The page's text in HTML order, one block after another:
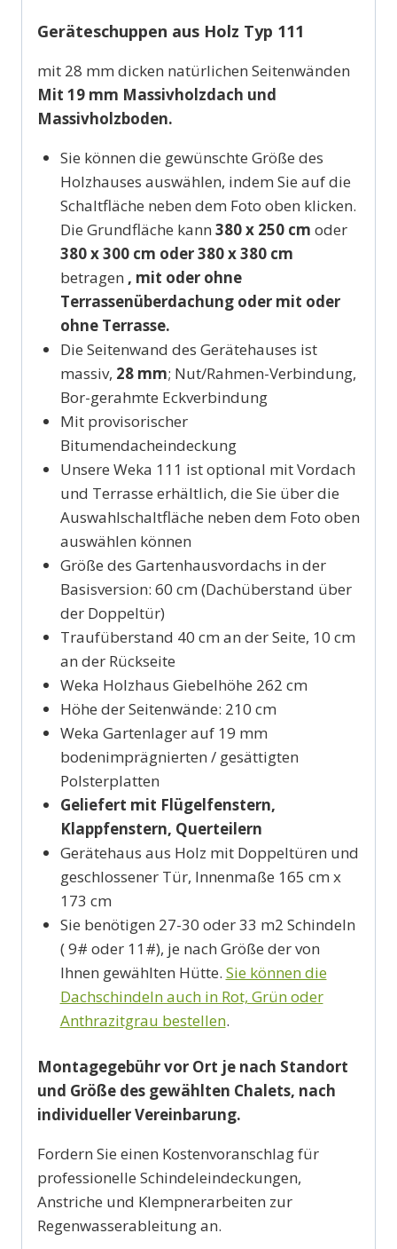
Geräteschuppen aus Holz Typ 111
mit 28 mm dicken natürlichen Seitenwänden
Mit 19 mm Massivholzdach und
Massivholzboden.
Sie können die gewünschte Größe des
Holzhauses auswählen, indem Sie auf die
Schaltfläche neben dem Foto oben klicken.
Die Grundfläche kann 380 x 250 cm oder
380 x 300 cm oder 380 x 380 cm
betragen , mit oder ohne
Terrassenüberdachung oder mit oder
ohne Terrasse.
Die Seitenwand des Gerätehauses ist
massiv, 28 mm; Nut/Rahmen-Verbindung,
Bor-gerahmte Eckverbindung
Mit provisorischer
Bitumendacheindeckung
Unsere Weka 111 ist optional mit Vordach
und Terrasse erhältlich, die Sie über die
Auswahlschaltfläche neben dem Foto oben
auswählen können
Größe des Gartenhausvordachs in der
Basisversion: 60 cm (Dachüberstand über
der Doppeltür)
Traufüberstand 40 cm an der Seite, 10 cm
an der Rückseite
Weka Holzhaus Giebelhöhe 262 cm
Höhe der Seitenwände: 210 cm
Weka Gartenlager auf 19 mm
bodenimprägnierten / gesättigten
Polsterplatten
Geliefert mit Flügelfenstern,
Klappfenstern, Querteilern
Gerätehaus aus Holz mit Doppeltüren und
geschlossener Tür, Innenmaße 165 cm x
173 cm
Sie benötigen 27-30 oder 33 m2 Schindeln
( 9# oder 11#), je nach Größe der von
Ihnen gewählten Hütte. Sie können die
Dachschindeln auch in Rot, Grün oder
Anthrazitgrau bestellen.
Montagegebühr vor Ort je nach Standort
und Größe des gewählten Chalets, nach
individueller Vereinbarung.
Fordern Sie einen Kostenvoranschlag für
professionelle Schindeleindeckungen,
Anstriche und Klempnerarbeiten zur
Regenwasserableitung an.